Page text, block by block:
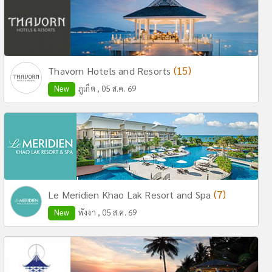
Thavorn Hotels and Resorts (15)
New ภูเก็ต , 05 ส.ค. 69
Le Meridien Khao Lak Resort and Spa (7)
New พังงา , 05 ส.ค. 69